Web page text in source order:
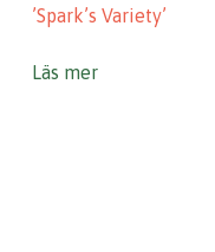
’Spark’s Variety’
Läs mer